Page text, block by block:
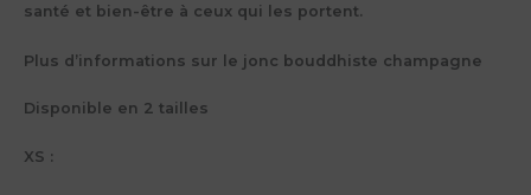
santé et bien-être à ceux qui les portent.
Plus d’informations sur le jonc bouddhiste champagne
Disponible en 2 tailles
XS :